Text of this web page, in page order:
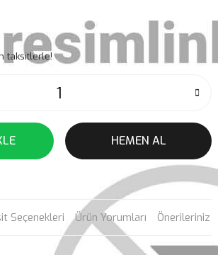
taksitlerle!
HEMEN AL
Seçenekleri Ürün Yorumları Önerileriniz